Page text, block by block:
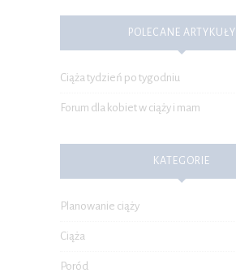
POLECANE ARTYKUŁY
Ciąża tydzień po tygodniu
Forum dla kobiet w ciąży i mam
KATEGORIE
Planowanie ciąży
Ciąża
Poród